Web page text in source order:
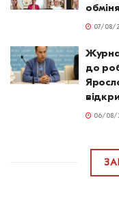
07/08/
до
06/08/